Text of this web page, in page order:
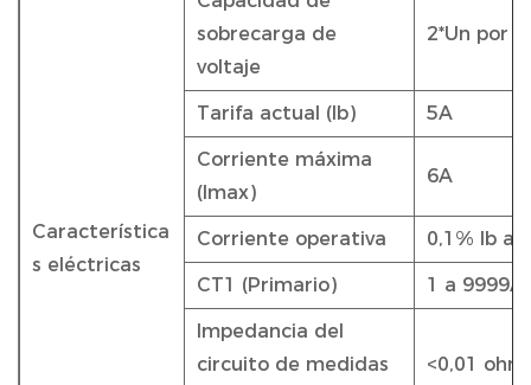
Característica
s eléctricas
sobrecarga de
voltaje
2*Un por
Tarifa actual (Ib) 5A
Corriente máxima
(Imax)
6A
Corriente operativa 0,1% Ib a
CT1 (Primario) 1 a 9999A
Impedancia del
circuito de medidas
<0,01